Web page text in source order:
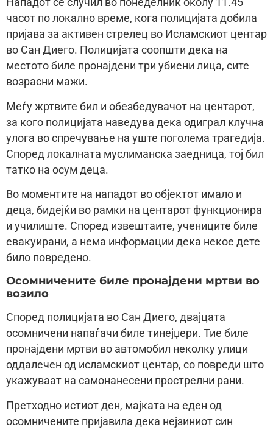
Нападот се случил во понеделник околу 11.45
часот по локално време, кога полицијата добила
пријава за активен стрелец во Исламскиот центар
во Сан Диего. Полицијата соопшти дека на
местото биле пронајдени три убиени лица, сите
возрасни мажи.
Меѓу жртвите бил и обезбедувачот на центарот,
за кого полицијата наведува дека одиграл клучна
улога во спречување на уште поголема трагедија.
Според локалната муслиманска заедница, тој бил
татко на осум деца.
Во моментите на нападот во објектот имало и
деца, бидејќи во рамки на центарот функционира
и училиште. Според извештаите, учениците биле
евакуирани, а нема информации дека некое дете
било повредено.
Осомничените биле пронајдени мртви во
возило
Според полицијата во Сан Диего, двајцата
осомничени напаѓачи биле тинејџери. Тие биле
пронајдени мртви во автомобил неколку улици
оддалечен од исламскиот центар, со повреди што
укажуваат на самонанесени прострелни рани.
Претходно истиот ден, мајката на еден од
осомничените пријавила дека нејзиниот син